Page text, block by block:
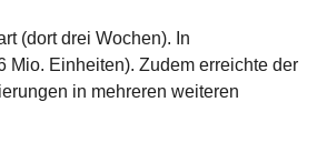
(dort drei Wochen). In
Mio. Einheiten). Zudem erreichte der
in mehreren weiteren